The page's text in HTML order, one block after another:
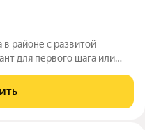
районе с развитой
для первого шага или
уют. Расположение одно